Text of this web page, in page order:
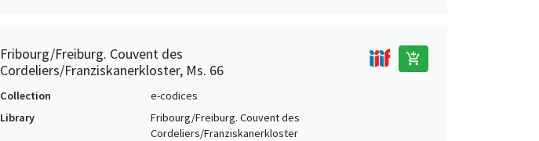
Fribourg/Freiburg. Couvent des
Cordeliers/Franziskanerkloster, Ms. 66
add_shopping_cart
Collection
e-codices
Library
Fribourg/Freiburg. Couvent des
Cordeliers/Franziskanerkloster